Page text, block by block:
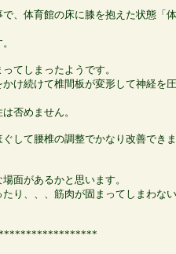
、体育館の床に膝を抱えた状態「
てしまったようです。
け続けて椎間板が変形して神経を
否めません。
して腰椎の調整でかなり改善でき
面があるかと思います。
り、、、筋肉が固まってしまわな